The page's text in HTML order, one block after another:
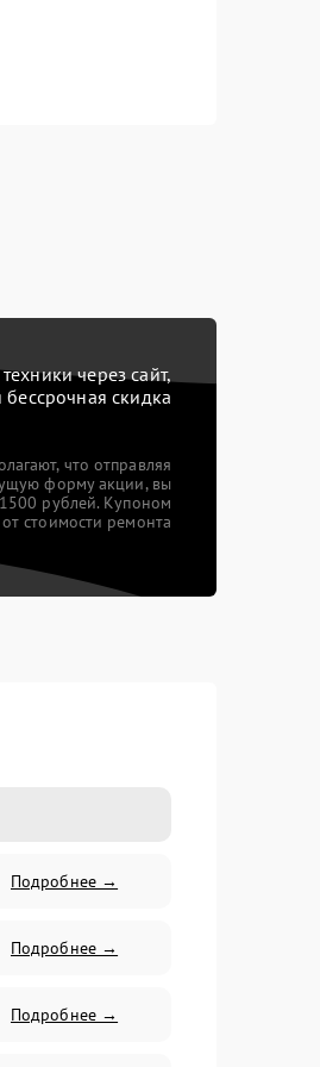
через сайт,
бессрочная скидка
что отправляя
форму акции, вы
рублей. Купоном
стоимости ремонта
Подробнее →
Подробнее →
Подробнее →